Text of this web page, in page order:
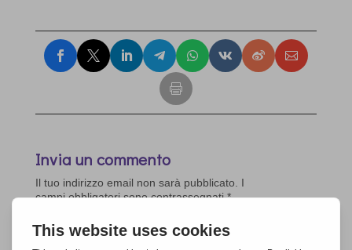
Invia un commento
Il tuo indirizzo email non sarà pubblicato.
I
campi obbligatori sono contrassegnati*